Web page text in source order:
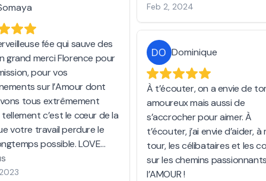
Feb 2, 2024
fée qui sauve des
grand merci Florence pour
pour vos
sur l’Amour dont
tous extrêmement
tellement c’est le cœur de la
votre travail perdure le
possible. LOVE
Dominique
À t’écouter, on a envie de
amoureux mais aussi de
s’accrocher pour aimer. À
t’écouter, j’ai envie d’aider, à
tour, les célibataires et les
sur les chemins
l’AMOUR !